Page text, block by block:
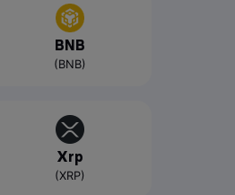
BNB
(BNB)
Xrp
(XRP)